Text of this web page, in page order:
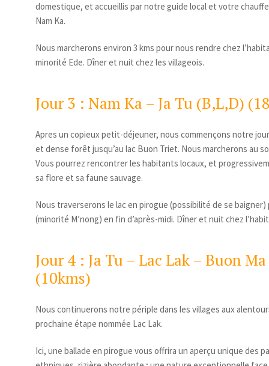
domestique, et accueillis par notre guide local et votre
Nam Ka.
Nous marcherons environ 3 kms pour nous rendre chez
minorité Ede. Dîner et nuit chez les villageois.
Jour 3 : Nam Ka – Ja Tu (B,L,D)
Apres un copieux petit-déjeuner, nous commençons notre
et dense forêt jusqu’au lac Buon Triet. Nous marcherons au
Vous pourrez rencontrer les habitants locaux, et
sa flore et sa faune sauvage.
Nous traverserons le lac en pirogue (possibilité de se
(minorité M’nong) en fin d’après-midi. Dîner et nuit chez
Jour 4 : Ja Tu – Lac Lak – Buon
(10kms)
Nous continuerons notre périple dans les villages aux
prochaine étape nommée Lac Lak.
Ici, une ballade en pirogue vous offrira un aperçu unique des